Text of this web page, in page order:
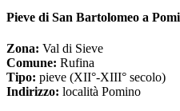
Pieve di San Bartolomeo a
Zona: Val di Sieve
Comune: Rufina
Tipo: pieve (XII°-XIII° secolo)
Indirizzo: località Pomino